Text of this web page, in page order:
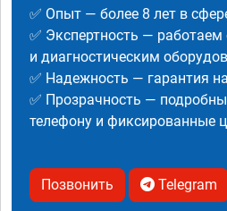
✅ Опыт — более 8 лет в
✅ Экспертность —
и диагностическим
✅ Надежность — гарантия
✅ Прозрачность —
телефону и фиксированные
Позвонить Telegram